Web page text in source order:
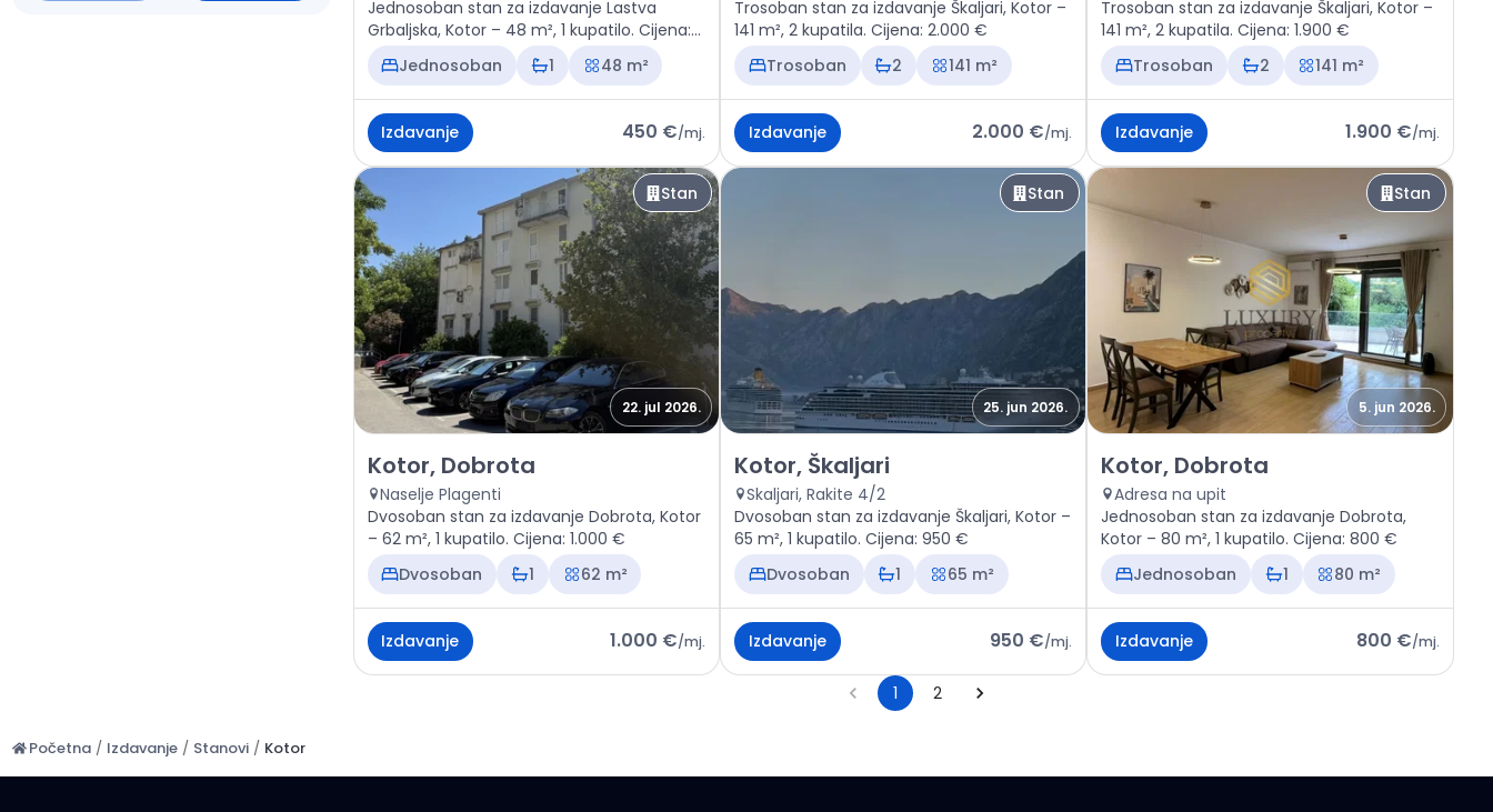
Jednosoban stan za izdavanje Lastva
Grbaljska, Kotor – 48 m², 1 kupatilo. Cijena:
450 €
Jednosoban 1 48 m²
Izdavanje 450 €/mj.
Trosoban stan za izdavanje Škaljari, Kotor –
141 m², 2 kupatila. Cijena: 2.000 €
Trosoban
2 141 m²
Izdavanje 2.000 €/mj.
Trosoban stan za izdavanje Škaljari, Kotor –
141 m², 2 kupatila. Cijena: 1.900 €
Trosoban
2 141 m²
Izdavanje 1.900 €/mj.
Stan
22. jul 2026.
Izdavanje - Stan Kotor, Dobrota
Kotor, Dobrota
Naselje Plagenti
Dvosoban stan za izdavanje Dobrota, Kotor
– 62 m², 1 kupatilo. Cijena: 1.000 €
Dvosoban
1 62 m²
Izdavanje 1.000 €/mj.
Stan
25. jun 2026.
Izdavanje - Stan Kotor, Škaljari
Kotor, Škaljari
Skaljari, Rakite 4/2
Dvosoban stan za izdavanje Škaljari, Kotor –
65 m², 1 kupatilo. Cijena: 950 €
Dvosoban
1 65 m²
Izdavanje 950 €/mj.
Stan
5. jun 2026.
Izdavanje - Stan Kotor, Dobrota
Kotor, Dobrota
Adresa na upit
Jednosoban stan za izdavanje Dobrota,
Kotor – 80 m², 1 kupatilo. Cijena: 800 €
Jednosoban
1 80 m²
Izdavanje 800 €/mj.
1 2
Početna / Izdavanje / Stanovi / Kotor